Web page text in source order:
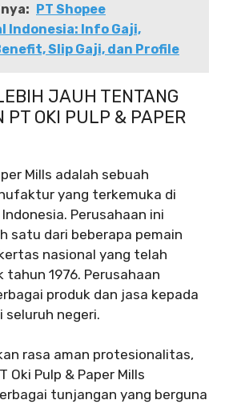
PT Shopee
Indonesia: Info Gaji,
Slip Gaji, dan Profile
JAUH TENTANG
OKI PULP & PAPER
Mills adalah sebuah
yang terkemuka di
Perusahaan ini
satu dari beberapa pemain
nasional yang telah
tahun 1976. Perusahaan
produk dan jasa kepada
seluruh negeri.
rasa aman protesionalitas,
Oki Pulp & Paper Mills
tunjangan yang berguna